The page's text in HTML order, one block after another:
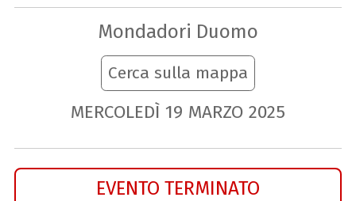
Mondadori Duomo
Cerca sulla mappa
MERCOLEDÌ 19 MARZO 2025
EVENTO TERMINATO